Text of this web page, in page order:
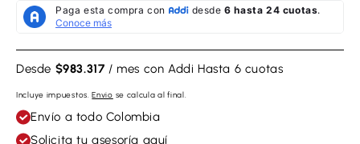
regular
Desde $983.317 / mes con Addi Hasta 6 cuotas
Incluye impuestos.Envio se calcula al final.
Envío a todo Colombia
Solicita tu asesoría aquí